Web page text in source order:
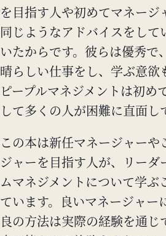
を目指す人や初めてマネージ
同じようなアドバイスをして
いたからです。彼らは優秀で
晴らしい仕事をし、学ぶ意欲
ピープルマネジメントは初め
して多くの人が困難に直面し
この本は新任マネージャーや
ジャーを目指す人が、リーダ
ムマネジメントについて学ぶ
ています。良いマネージャー
良の方法は実際の経験を通じ